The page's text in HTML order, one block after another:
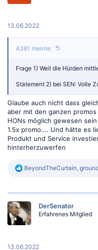
:
13.06.2022
A381 meinte:
Frage 1) Weil die Hürden
Statement 2) bei SEN: Volle
Glaube auch nicht dass
aber mit den ganzen
HONs möglich gewesen
1.5x promo…. Und hätte es
Produkt und Service
hinterherzuwerfen
R
k
i
o
n
:
BeyondTheCurtain,
DerSenator
Erfahrenes Mitglied
13.06.2022